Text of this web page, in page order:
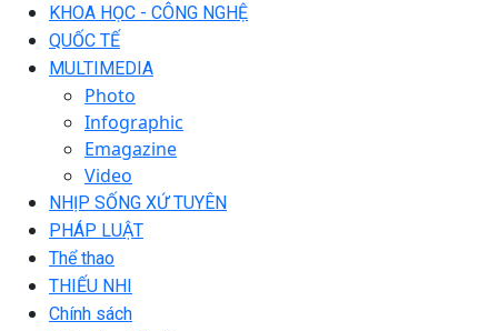
KHOA HỌC - CÔNG NGHỆ
QUỐC TẾ
MULTIMEDIA
Photo
Infographic
Emagazine
Video
NHỊP SỐNG XỨ TUYÊN
PHÁP LUẬT
Thể thao
THIẾU NHI
Chính sách